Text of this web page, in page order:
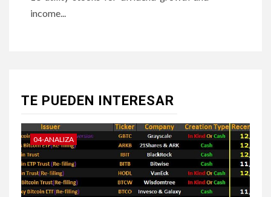
income...
TE PUEDEN INTERESAR
04-ANALIZA